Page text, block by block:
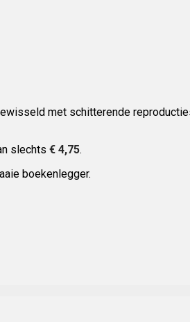
met schitterende
slechts € 4,75.
boekenlegger.